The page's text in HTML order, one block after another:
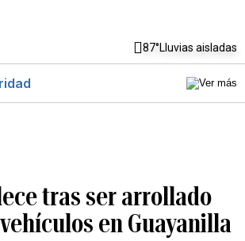
87°Lluvias aisladas
tras ser arrollado
en Guayanilla